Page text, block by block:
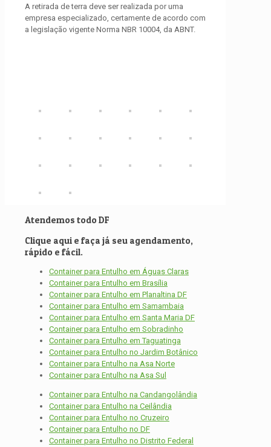
A retirada de terra deve ser realizada por uma
empresa especializado, certamente de acordo com
a legislação vigente Norma NBR 10004, da ABNT.
Atendemos todo DF
Clique aqui e faça já seu agendamento,
rápido e fácil.
Container para Entulho em Águas Claras
Container para Entulho em Brasília
Container para Entulho em Planaltina DF
Container para Entulho em Samambaia
Container para Entulho em Santa Maria DF
Container para Entulho em Sobradinho
Container para Entulho em Taguatinga
Container para Entulho no Jardim Botânico
Container para Entulho na Asa Norte
Container para Entulho na Asa Sul
Container para Entulho na Candangolândia
Container para Entulho na Ceilândia
Container para Entulho no Cruzeiro
Container para Entulho no DF
Container para Entulho no Distrito Federal